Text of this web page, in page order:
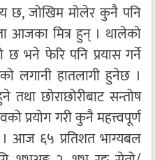
छ, जोखिम मोलेर कुनै पनि
आजका मित्र हुन् । थालेको
भने फेरि पनि प्रयास गर्ने
लगानी हातलागी हुनेछ ।
तथा छोराछोरीबाट सन्तोष
प्रयोग गरी कुनै महत्त्वपूर्ण
आज ६५ प्रतिशत भाग्यबल